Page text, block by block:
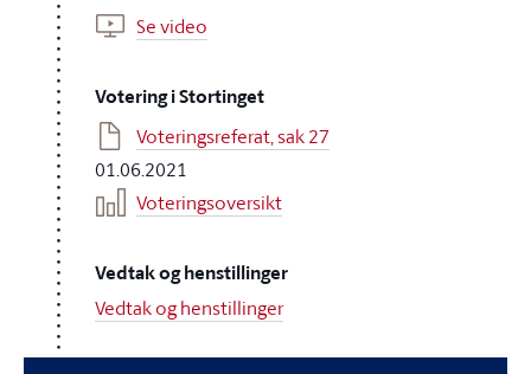
Se video
Votering i Stortinget
Voteringsreferat, sak 27
01.06.2021
Voteringsoversikt
Vedtak og henstillinger
Vedtak og henstillinger